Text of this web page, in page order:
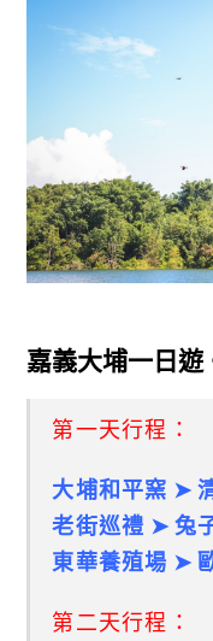
嘉義大埔一日
第一天行程：
大埔和平窯 ➤
老街巡禮 ➤ 兔
東華養殖場 ➤
第二天行程：